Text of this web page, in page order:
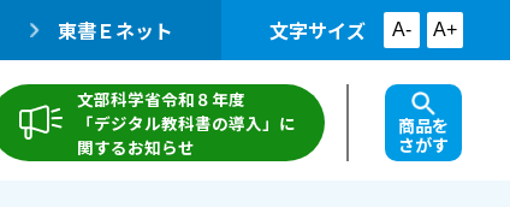
東書Ｅネット 文字サイズ A- A+
文部科学省令和８年度
「デジタル教科書の導入」に
関するお知らせ
商品を
さがす